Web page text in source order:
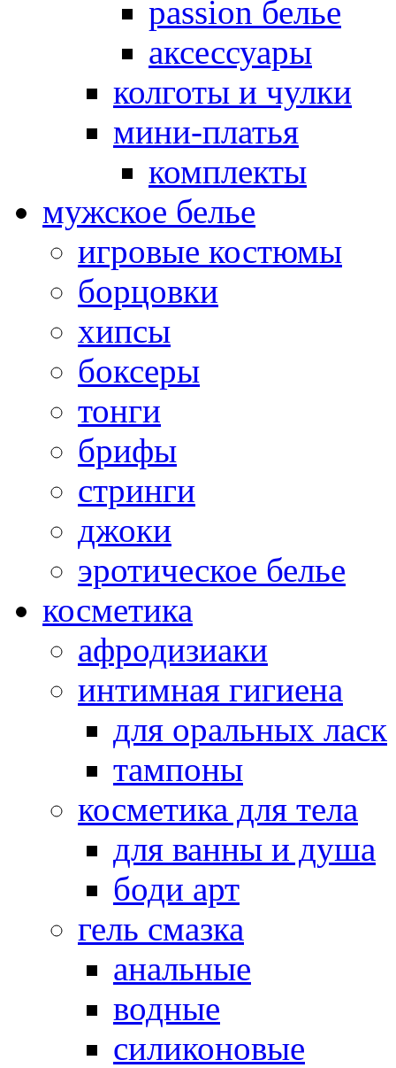
passion белье
аксессуары
колготы и чулки
мини-платья
комплекты
мужское белье
игровые костюмы
борцовки
хипсы
боксеры
тонги
брифы
стринги
джоки
эротическое белье
косметика
афродизиаки
интимная гигиена
для оральных ласк
тампоны
косметика для тела
для ванны и душа
боди арт
гель смазка
анальные
водные
силиконовые